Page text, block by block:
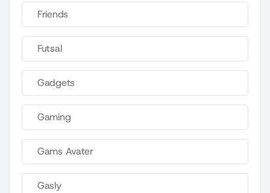
Friends
Futsal
Gadgets
Gaming
Gams Avater
Gasly